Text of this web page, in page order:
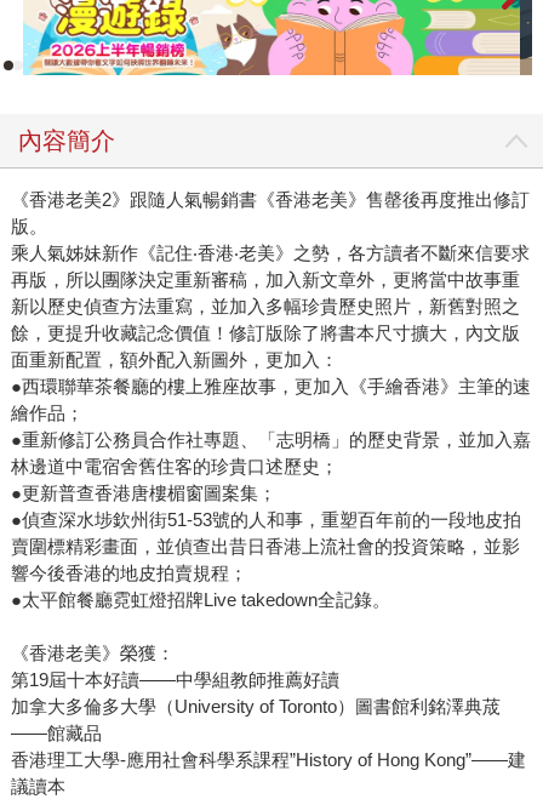
內容簡介
《香港老美2》跟隨人氣暢銷書《香港老美》售罄後再度推出修訂
版。
乘人氣姊妹新作《記住‧香港‧老美》之勢，各方讀者不斷來信要求
再版，所以團隊決定重新審稿，加入新文章外，更將當中故事重
新以歷史偵查方法重寫，並加入多幅珍貴歷史照片，新舊對照之
餘，更提升收藏記念價值！修訂版除了將書本尺寸擴大，內文版
面重新配置，額外配入新圖外，更加入：
●西環聯華茶餐廳的樓上雅座故事，更加入《手繪香港》主筆的速
繪作品；
●重新修訂公務員合作社專題、「志明橋」的歷史背景，並加入嘉
林邊道中電宿舍舊住客的珍貴口述歷史；
●更新普查香港唐樓楣窗圖案集；
●偵查深水埗欽州街51-53號的人和事，重塑百年前的一段地皮拍
賣圍標精彩畫面，並偵查出昔日香港上流社會的投資策略，並影
響今後香港的地皮拍賣規程；
●太平館餐廳霓虹燈招牌Live takedown全記錄。
《香港老美》榮獲：
第19屆十本好讀——中學組教師推薦好讀
加拿大多倫多大學（University of Toronto）圖書館利銘澤典荿
——館藏品
香港理工大學-應用社會科學系課程”History of Hong Kong”——建
議讀本